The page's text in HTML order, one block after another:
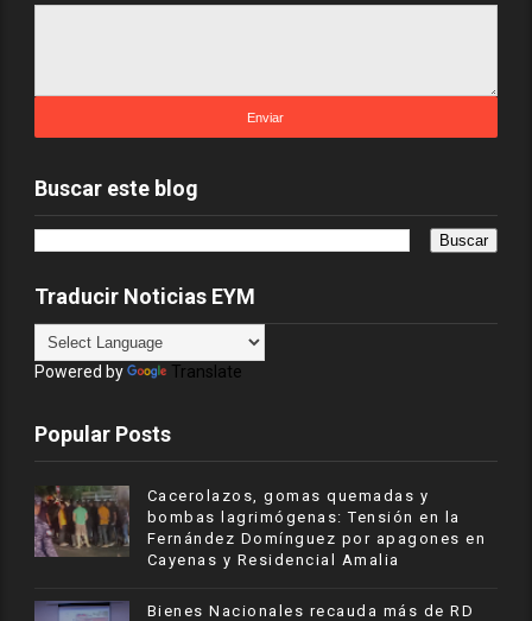
Buscar este blog
Traducir Noticias EYM
Powered by Translate
Popular Posts
Cacerolazos, gomas quemadas y
bombas lagrimógenas: Tensión en la
Fernández Domínguez por apagones en
Cayenas y Residencial Amalia
Bienes Nacionales recauda más de RD